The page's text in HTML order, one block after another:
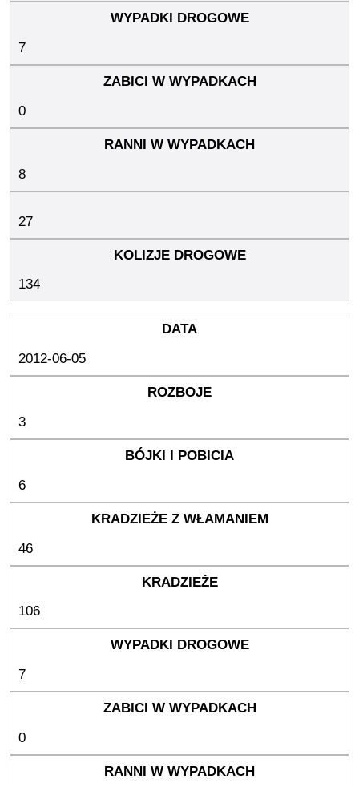
7
0
8
27
134
2012-06-05
3
6
46
106
7
0